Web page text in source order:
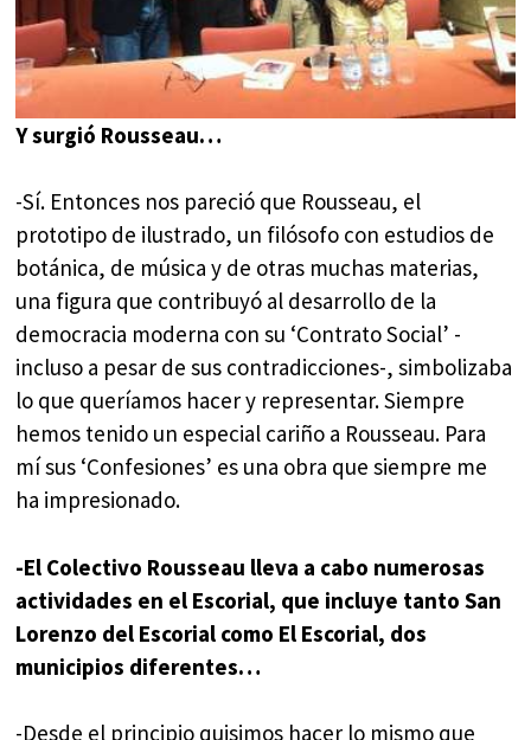
Y surgió Rousseau…
-Sí. Entonces nos pareció que Rousseau, el
prototipo de ilustrado, un filósofo con estudios de
botánica, de música y de otras muchas materias,
una figura que contribuyó al desarrollo de la
democracia moderna con su ‘Contrato Social’ -
incluso a pesar de sus contradicciones-, simbolizaba
lo que queríamos hacer y representar. Siempre
hemos tenido un especial cariño a Rousseau. Para
mí sus ‘Confesiones’ es una obra que siempre me
ha impresionado.
-El Colectivo Rousseau lleva a cabo numerosas
actividades en el Escorial, que incluye tanto San
Lorenzo del Escorial como El Escorial, dos
municipios diferentes…
-Desde el principio quisimos hacer lo mismo que